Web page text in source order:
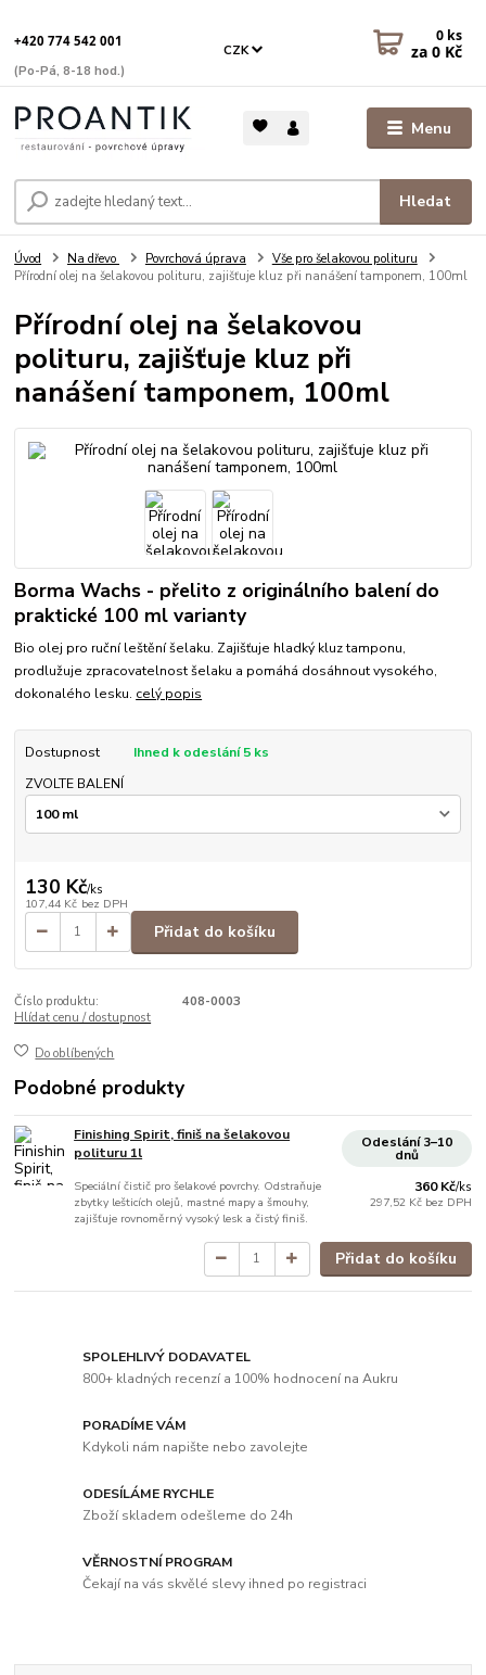
Menu
CZK
Hledat
+420 774 542 001
(Po-Pá, 8-18 hod.)
0 ks
za 0 Kč
Úvod Na dřevo Povrchová úprava
Vše pro šelakovou polituru
Přírodní olej na šelakovou polituru, zajišťuje kluz při nanášení tamponem, 100ml
Přírodní olej na šelakovou
polituru, zajišťuje kluz při
nanášení tamponem, 100ml
Borma Wachs - přelito z originálního balení do
praktické 100 ml varianty
Bio olej pro ruční leštění šelaku. Zajišťuje hladký kluz tamponu,
prodlužuje zpracovatelnost šelaku a pomáhá dosáhnout vysokého,
dokonalého lesku. celý popis
Dostupnost
Ihned k odeslání 5 ks
ZVOLTE BALENÍ
130 Kč/ks
107,44 Kč bez DPH
Přidat do košíku
Číslo produktu:
408-0003
Hlídat cenu / dostupnost
Do oblíbených
Podobné produkty
Finishing Spirit, finiš na šelakovou
polituru 1l
Speciální čistič pro šelakové povrchy. Odstraňuje
zbytky lešticích olejů, mastné mapy a šmouhy,
zajišťuje rovnoměrný vysoký lesk a čistý finiš.
360 Kč/ks
297,52 Kč bez DPH
Odeslání 3–10
dnů
Přidat do košíku
SPOLEHLIVÝ DODAVATEL
800+ kladných recenzí a 100% hodnocení na Aukru
PORADÍME VÁM
Kdykoli nám napište nebo zavolejte
ODESÍLÁME RYCHLE
Zboží skladem odešleme do 24h
VĚRNOSTNÍ PROGRAM
Čekají na vás skvělé slevy ihned po registraci